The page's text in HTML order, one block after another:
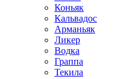
Коньяк
Кальвадос
Арманьяк
Ликер
Водка
Граппа
Текила